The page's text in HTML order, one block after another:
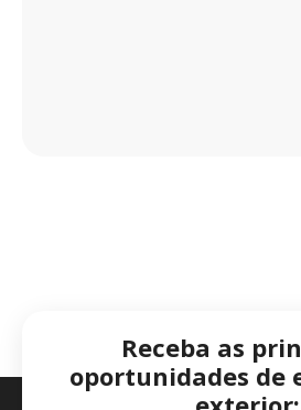
Receba as
oportunidades de